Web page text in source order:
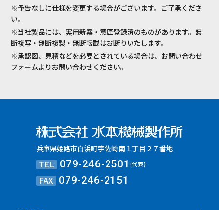
※予告なしに仕様を変更する場合がございます。ご了承くださ
い。
※当社製品には、実用新案・意匠登録済のものがあります。無
断複写・無断複製・無断転載はお断りいたします。
※承認図、見積などを必要とされている場合は、お問い合わせ
フォームよりお問い合わせください。
兵庫県姫路市白浜町宇佐崎南１丁目２７番地
TEL 079-246-2501(代表)
FAX 079-246-2151